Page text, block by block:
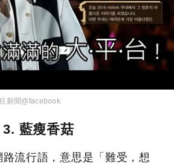
新聞@facebook
3. 藍瘦香菇
路流行語，意思是「難受，想